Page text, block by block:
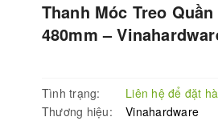
Thanh Móc Treo
480mm –
Tình trạng:
Liên hệ để đặt
Thương hiệu:
Vinahardware